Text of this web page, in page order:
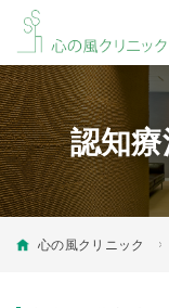
認知
心の風クリニック